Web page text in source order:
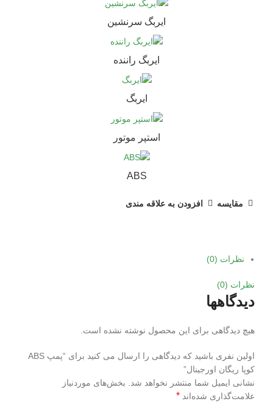
ایربگ سرنشین
ایربگ راننده
ایربگ
استپر موتور
ABS
مقایسه افزودن به علاقه مندی
نظرات (0)
نظرات (0)
دیدگاهها
هیچ دیدگاهی برای این محصول نوشته نشده است.
اولین نفری باشید که دیدگاهی را ارسال می کنید برای “پمپ ABS
کوپا ریگان اورجینال”
نشانی ایمیل شما منتشر نخواهد شد.
بخش‌های موردنیاز
علامت‌گذاری شده‌اند *